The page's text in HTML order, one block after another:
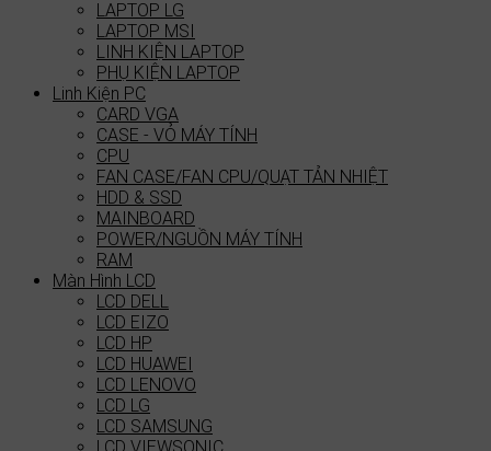
LAPTOP LG
LAPTOP MSI
LINH KIỆN LAPTOP
PHỤ KIỆN LAPTOP
Linh Kiện PC
CARD VGA
CASE - VỎ MÁY TÍNH
CPU
FAN CASE/FAN CPU/QUẠT TẢN NHIỆT
HDD & SSD
MAINBOARD
POWER/NGUỒN MÁY TÍNH
RAM
Màn Hình LCD
LCD DELL
LCD EIZO
LCD HP
LCD HUAWEI
LCD LENOVO
LCD LG
LCD SAMSUNG